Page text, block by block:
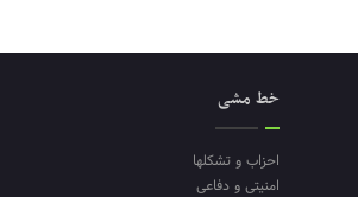
خط مشی
احزاب و تشکلها
امنیتی و دفاعی